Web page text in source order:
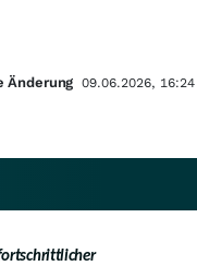
Änderung 09.06.2026, 16:24